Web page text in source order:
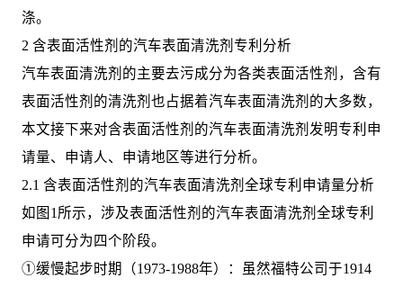
涤。
2 含表面活性剂的汽车表面清洗剂专利分析
汽车表面清洗剂的主要去污成分为各类表面活性剂，含有
表面活性剂的清洗剂也占据着汽车表面清洗剂的大多数，
本文接下来对含表面活性剂的汽车表面清洗剂发明专利申
请量、申请人、申请地区等进行分析。
2.1 含表面活性剂的汽车表面清洗剂全球专利申请量分析
如图1所示，涉及表面活性剂的汽车表面清洗剂全球专利
申请可分为四个阶段。
①缓慢起步时期（1973-1988年）：虽然福特公司于1914